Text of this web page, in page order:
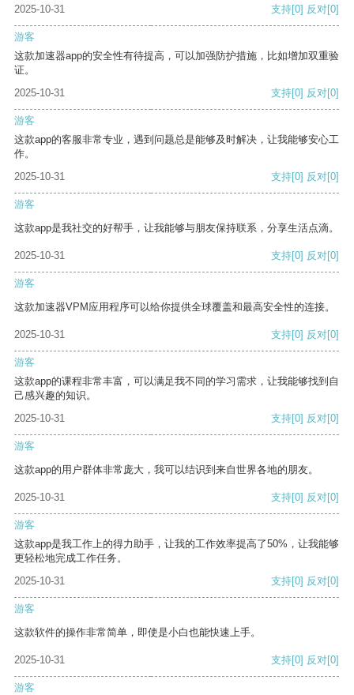
2025-10-31 支持[0] 反对[0]
游客
这款加速器app的安全性有待提高，可以加强防护措施，比如增加双重验
证。
2025-10-31
支持[0] 反对[0]
游客
这款app的客服非常专业，遇到问题总是能够及时解决，让我能够安心工
作。
2025-10-31
支持[0] 反对[0]
游客
这款app是我社交的好帮手，让我能够与朋友保持联系，分享生活点滴。
2025-10-31 支持[0] 反对[0]
游客
这款加速器VPM应用程序可以给你提供全球覆盖和最高安全性的连接。
2025-10-31 支持[0] 反对[0]
游客
这款app的课程非常丰富，可以满足我不同的学习需求，让我能够找到自
己感兴趣的知识。
2025-10-31
支持[0] 反对[0]
游客
这款app的用户群体非常庞大，我可以结识到来自世界各地的朋友。
2025-10-31 支持[0] 反对[0]
游客
这款app是我工作上的得力助手，让我的工作效率提高了50%，让我能够
更轻松地完成工作任务。
2025-10-31
支持[0] 反对[0]
游客
这款软件的操作非常简单，即使是小白也能快速上手。
2025-10-31 支持[0] 反对[0]
游客